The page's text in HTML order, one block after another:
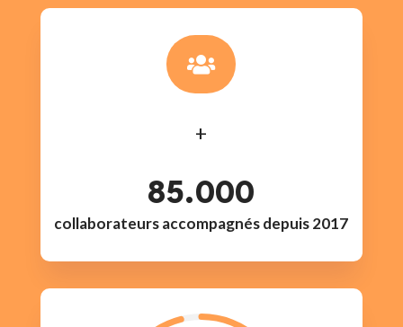

+
85.000
collaborateurs accompagnés depuis 2017